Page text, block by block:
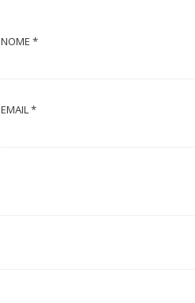
NOME *
EMAIL*